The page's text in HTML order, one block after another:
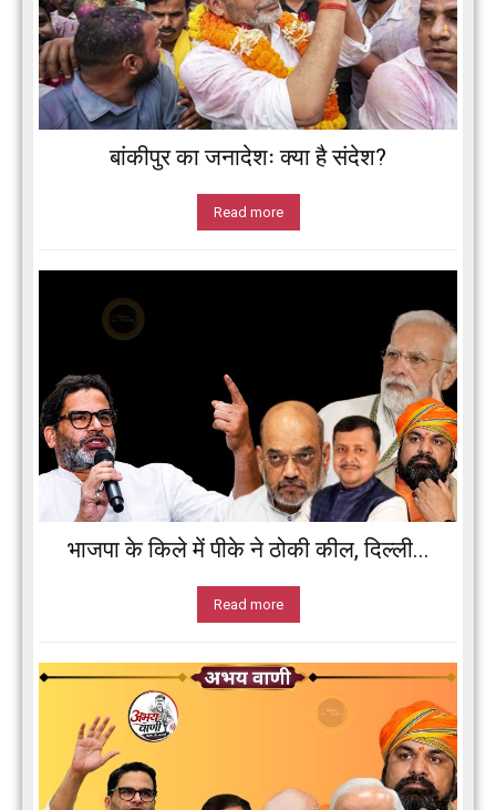
बांकीपुर का जनादेशः क्या है संदेश?
Read more
भाजपा के किले में पीके ने ठोकी कील, दिल्ली...
Read more